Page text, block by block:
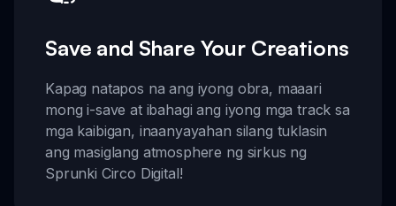
Save and Share Your Creations
Kapag natapos na ang iyong obra, maaari
mong i-save at ibahagi ang iyong mga track sa
mga kaibigan, inaanyayahan silang tuklasin
ang masiglang atmosphere ng sirkus ng
Sprunki Circo Digital!